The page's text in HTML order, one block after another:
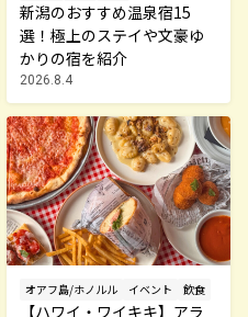
新潟のおすすめ温泉宿15
選！極上のステイや文豪ゆ
かりの宿を紹介
2026.8.4
オアフ島/ホノルル イベント 飲食
【ハワイ・ワイキキ】アラ